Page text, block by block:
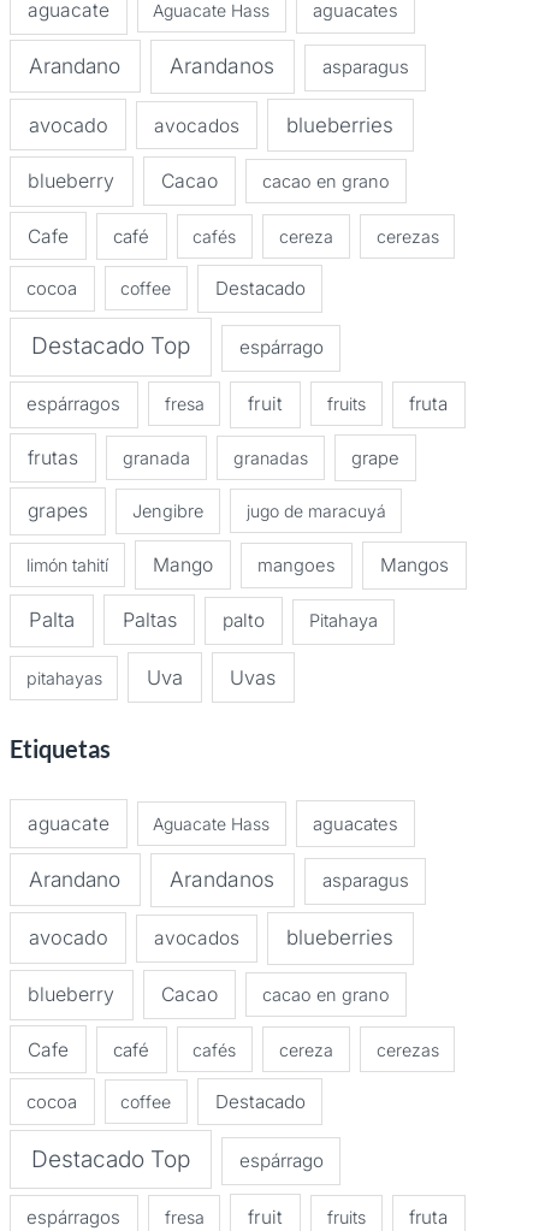
aguacate Aguacate Hass aguacates
Arandano Arandanos asparagus
avocado avocados blueberries
blueberry Cacao cacao en grano
Cafe café cafés cereza cerezas
cocoa coffee Destacado
Destacado Top espárrago
espárragos fresa fruit fruits fruta
frutas granada granadas grape
grapes Jengibre jugo de maracuyá
limón tahití Mango mangoes Mangos
Palta Paltas palto Pitahaya
pitahayas Uva Uvas
Etiquetas
aguacate Aguacate Hass aguacates
Arandano Arandanos asparagus
avocado avocados blueberries
blueberry Cacao cacao en grano
Cafe café cafés cereza cerezas
cocoa coffee Destacado
Destacado Top espárrago
espárragos fresa fruit fruits fruta